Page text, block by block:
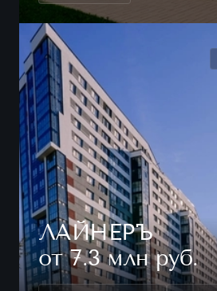
ЛАЙНЕРЪ
от 7.3 млн руб.